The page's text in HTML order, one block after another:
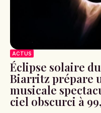
ACTUS
Éclipse solaire du
Biarritz prépare
musicale
ciel obscurci à